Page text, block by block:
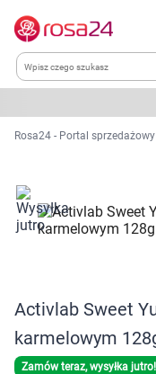
Kategorie
Dla zwierząt
Zdrowie
Kobieta w ciąży i
Rosa24 - Portal sprzedażowy
Activlab Sweet
karmelowym
Zamów teraz, wysyłka jutro!